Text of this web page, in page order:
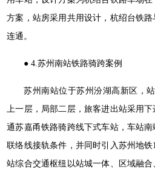
方案，站房采用共用设计，杭绍台铁
连通。
● 4.苏州南站铁路骑跨案例
苏州南站位于苏州汾湖高新区，
上一层，局部二层，旅客进出站采用
通苏嘉甬铁路骑跨线下式车站，车站
联络线接轨条件，并同时引入苏州地
站综合交通枢纽以站城一体、区域融